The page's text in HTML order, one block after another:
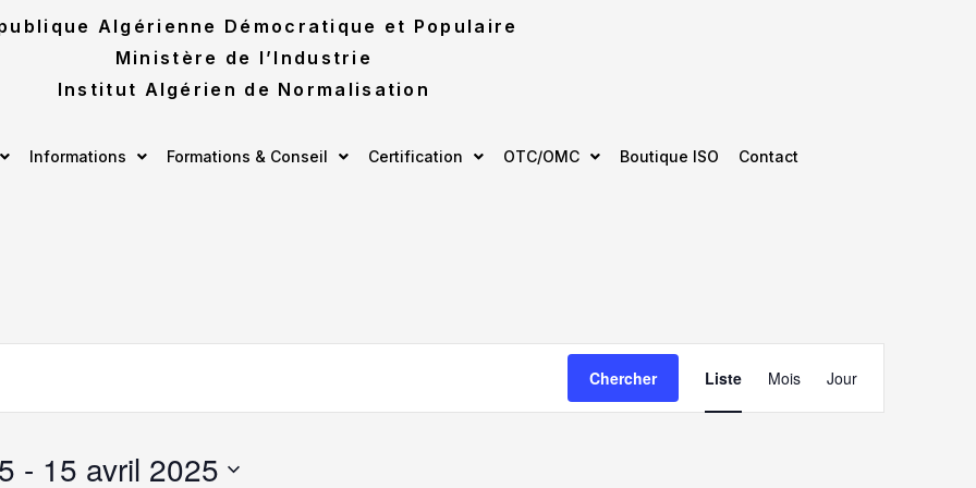
Algérienne Démocratique et Populaire
Ministère de l’Industrie
Institut Algérien de Normalisation
Informations Formations & Conseil Certification OTC/OMC Boutique ISO Contact
Chercher
de
Liste Mois Jour
- 15 avril 2025